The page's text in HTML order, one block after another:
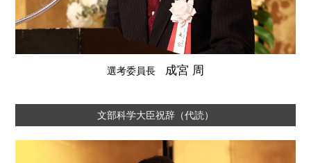
選考委員長 成宮 周
文部科学大臣祝辞（代読）